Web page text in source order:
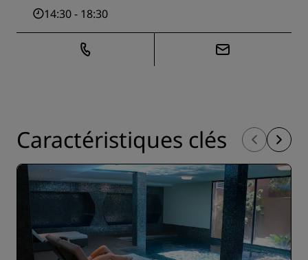
14:30 - 18:30
Caractéristiques clés